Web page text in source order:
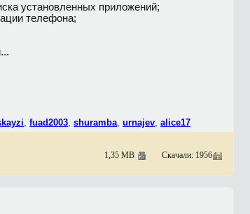
установленных приложений;
телефона;
, fuad2003, shuramba, urnajev, alice17
1,35 MB Скачали: 1956